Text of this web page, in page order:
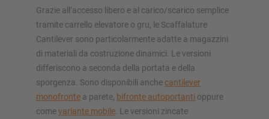
Grazie all’accesso libero e al carico/scarico semplice
tramite carrello elevatore o gru, le Scaffalature
Cantilever sono particolarmente adatte a magazzini
di materiali da costruzione dinamici. Le versioni
differiscono a seconda della portata e della
sporgenza. Sono disponibili anchecantilever
monofronte a parete, bifronte autoportanti oppure
comevariante mobile. Le versioni zincate